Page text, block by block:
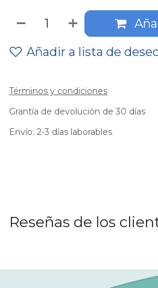
Añadir a lista de
Términos y condiciones
Grantía de devolución de 30 días
Envío: 2-3 días laborables
Reseñas de los